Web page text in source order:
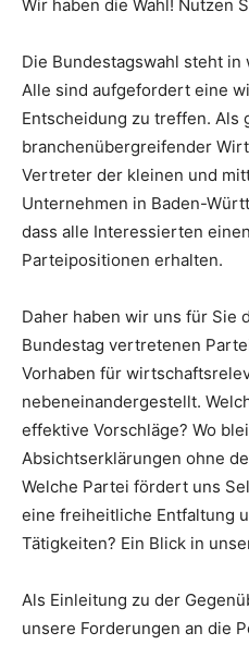
Wir haben die Wahl! Nutzen
Die Bundestagswahl steht
Alle sind aufgefordert eine
Entscheidung zu treffen. Als
branchenübergreifender
Vertreter der kleinen und
Unternehmen in Baden-
dass alle Interessierten
Parteipositionen erhalten.
Daher haben wir uns für Sie
Bundestag vertretenen
Vorhaben für
nebeneinandergestellt.
effektive Vorschläge? Wo
Absichtserklärungen ohne
Welche Partei fördert uns
eine freiheitliche Entfaltung
Tätigkeiten? Ein Blick in
Als Einleitung zu der
unsere Forderungen an die